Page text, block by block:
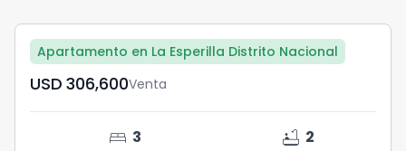
Apartamento en La Esperilla Distrito Nacional
USD	306,600Venta
bed 3 bathtub 2